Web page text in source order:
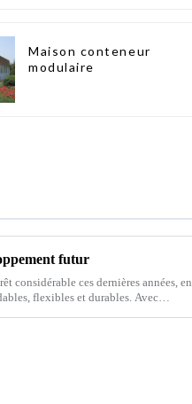
Maison conteneur
modulaire
futur
considérable ces dernières années, en
flexibles et durables. Avec